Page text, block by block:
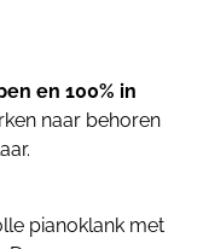
en 100% in
naar behoren
pianoklank met